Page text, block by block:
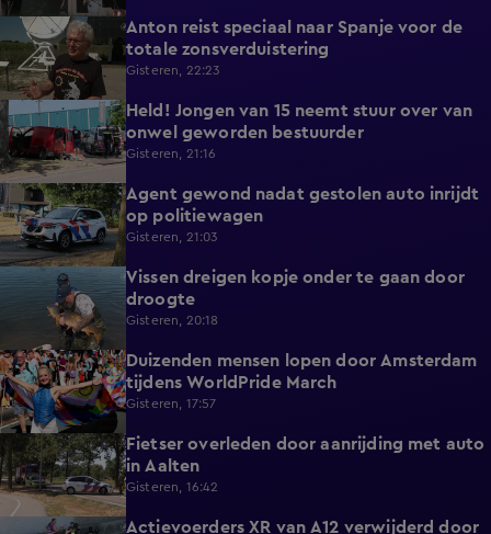
1:42
Anton reist speciaal naar Spanje voor de
totale zonsverduistering
Gisteren, 22:23
0:30
Held! Jongen van 15 neemt stuur over van
onwel geworden bestuurder
Gisteren, 21:16
0:32
Agent gewond nadat gestolen auto inrijdt
op politiewagen
Gisteren, 21:03
1:20
Vissen dreigen kopje onder te gaan door
droogte
Gisteren, 20:18
0:31
Duizenden mensen lopen door Amsterdam
tijdens WorldPride March
Gisteren, 17:57
0:32
Fietser overleden door aanrijding met auto
in Aalten
Gisteren, 16:42
0:39
Actievoerders XR van A12 verwijderd door